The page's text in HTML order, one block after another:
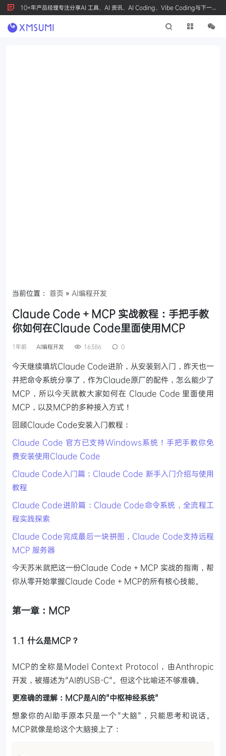
10+年产品经理专注分享AI 工具、AI 资讯、AI Coding、Vibe Coding与下一代
产品创新，按 Ctrl+D 收藏我们
当前位置： 首页 » AI编程开发
Claude Code + MCP 实战教程：手把手教
你如何在Claude Code里面使用MCP
1年前 AI编程开发 16386 0
今天继续填坑Claude Code进阶，从安装到入门，昨天也一
并把命令系统分享了，作为Claude原厂的配件，怎么能少了
MCP，所以今天就教大家如何在 Claude Code 里面使用
MCP，以及MCP的多种接入方式！
回顾Claude Code安装入门教程：
Claude Code 官方已支持Windows系统！手把手教你免
费安装使用Claude Code
Claude Code入门篇：Claude Code 新手入门介绍与使用
教程
Claude Code进阶篇：Claude Code命令系统，全流程工
程实践探索
Claude Code完成最后一块拼图，Claude Code支持远程
MCP 服务器
今天苏米就把这一份Claude Code + MCP 实战的指南，帮
你从零开始掌握Claude Code + MCP的所有核心技能。
第一章：MCP
1.1 什么是MCP？
MCP的全称是Model Context Protocol，由Anthropic
开发，被描述为"AI的USB-C"。但这个比喻还不够准确。
更准确的理解：MCP是AI的"中枢神经系统"
想象你的AI助手原本只是一个"大脑"，只能思考和说话。
MCP就像是给这个大脑接上了：